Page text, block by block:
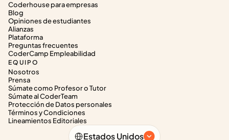
Coderhouse para empresas
Blog
Opiniones de estudiantes
Alianzas
Plataforma
Preguntas frecuentes
CoderCamp Empleabilidad
EQUIPO
Nosotros
Prensa
Súmate como Profesor o Tutor
Súmate al CoderTeam
Protección de Datos personales
Términos y Condiciones
Lineamientos Editoriales
Select Language
Estados Unidos